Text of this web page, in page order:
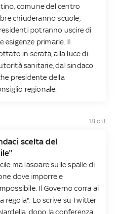
comune del centro
chiuderanno scuole,
potranno uscire di
esigenze primarie. Il
in serata, alla luce di
sanitarie, dal sindaco
presidente della
regionale.
18 ott
scelta del
ma lasciare sulle spalle di
dove imporre e
Il Governo corra ai
regola". Lo scrive su Twitter
dopo la conferenza